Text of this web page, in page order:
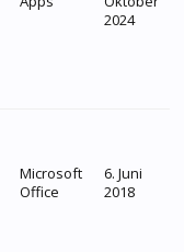
2024
Microsoft
Office
6. Juni
2018